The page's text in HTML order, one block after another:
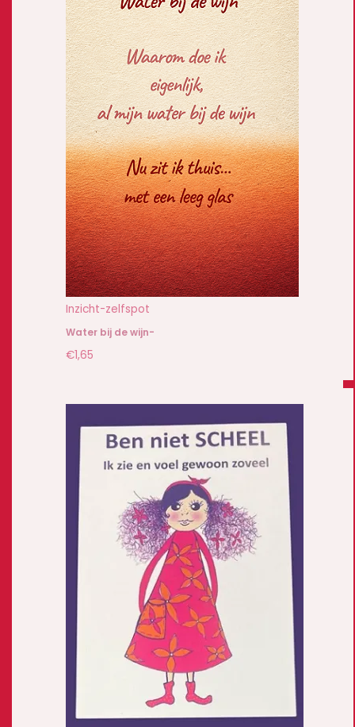
Inzicht-zelfspot
Water bij de wijn-
€1,65